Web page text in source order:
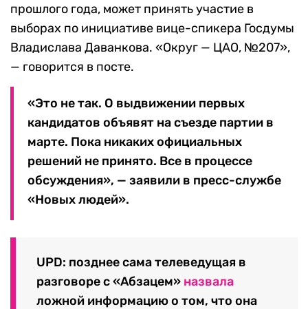
прошлого года, может принять участие в
выборах по инициативе вице-спикера Госдумы
Владислава Даванкова. «Округ — ЦАО, №207»,
— говорится в посте.
«Это не так. О выдвижении первых
кандидатов объявят на съезде партии в
марте. Пока никаких официальных
решений не принято. Все в процессе
обсуждения», — заявили в пресс-службе
«Новых людей».
UPD: позднее сама телеведущая в
разговоре с «Абзацем» назвала
ложной информацию о том, что она